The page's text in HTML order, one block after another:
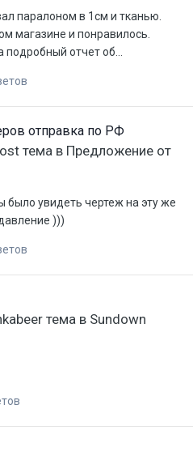
паралоном в 1см и тканью.
магазине и понравилось.
подробный отчет об...
отправка по РФ
тема в Предложение от
увидеть чертеж на эту же
)))
тема в Sundown